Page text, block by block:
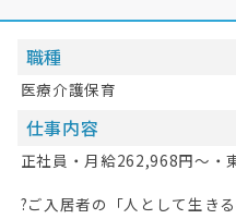
職種
医療介護保育
仕事内容
正社員・月給262,968円～・
?ご入居者の「人として生き